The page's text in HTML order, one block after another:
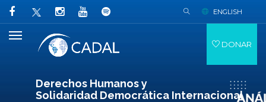
Derechos Humanos y
Solidaridad Democrática Internacional
ENGLISH
DONAR